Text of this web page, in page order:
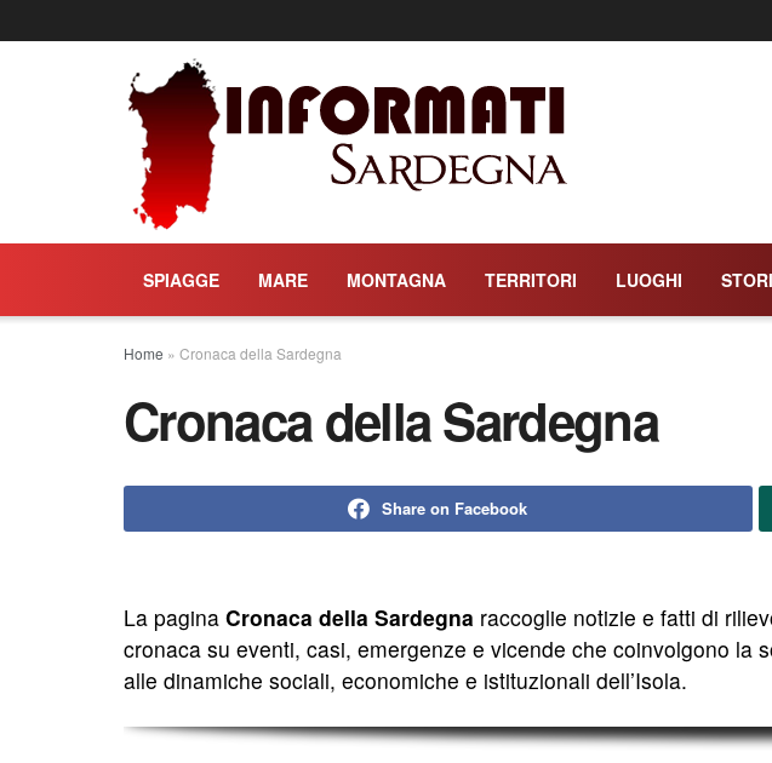
SPIAGGE MARE MONTAGNA TERRITORI LUOGHI
Home » Cronaca della Sardegna
Cronaca della Sardegna
Share on Facebook
La pagina Cronaca della Sardegna raccoglie notizie e fatti di
cronaca su eventi, casi, emergenze e vicende che coinvolgono
alle dinamiche sociali, economiche e istituzionali dell’Isola.